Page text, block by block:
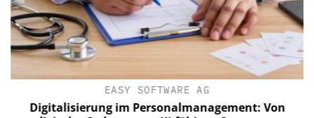
EASY SOFTWARE AG
Digitalisierung im Personalmanagement: Von